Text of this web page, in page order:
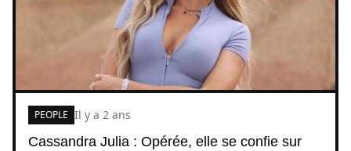
Cassandra Julia : Opérée, elle se confie sur
PEOPLE Il y a 2 ans